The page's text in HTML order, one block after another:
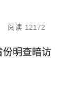
阅读 12172
份明查暗访